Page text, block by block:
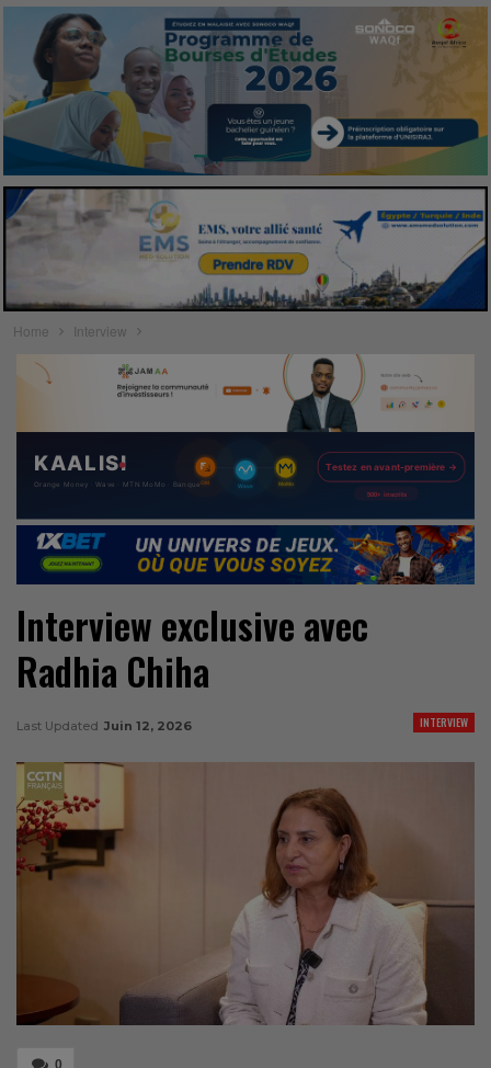
Home Interview
Interview exclusive avec
Radhia Chiha
INTERVIEW
Last Updated Juin 12, 2026
0